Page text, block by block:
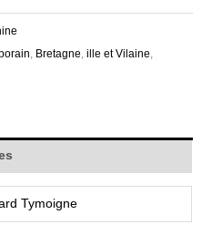
Bretagne ,ille et Vilaine
Tymoigne